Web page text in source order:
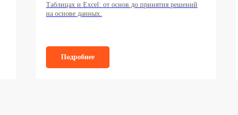
Таблицах и Excel: от основ до принятия решений
на основе данных.
Подробнее